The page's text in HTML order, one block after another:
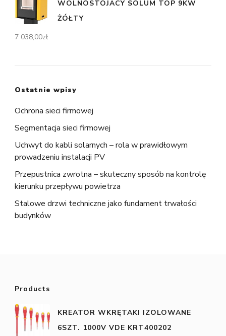
WOLNOSTOJACY SOLUM TOP 9KW
ŻÓŁTY
7 038,00zł
Ostatnie wpisy
Ochrona sieci firmowej
Segmentacja sieci firmowej
Uchwyt do kabli solarnych – rola w prawidłowym
prowadzeniu instalacji PV
Przepustnica zwrotna – skuteczny sposób na kontrolę
kierunku przepływu powietrza
Stalowe drzwi techniczne jako fundament trwałości
budynków
Products
KREATOR WKRĘTAKI IZOLOWANE
6SZT. 1000V VDE KRT400202